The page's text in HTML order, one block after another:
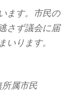
ます。市民の
さず議会に届
いります。
属市民